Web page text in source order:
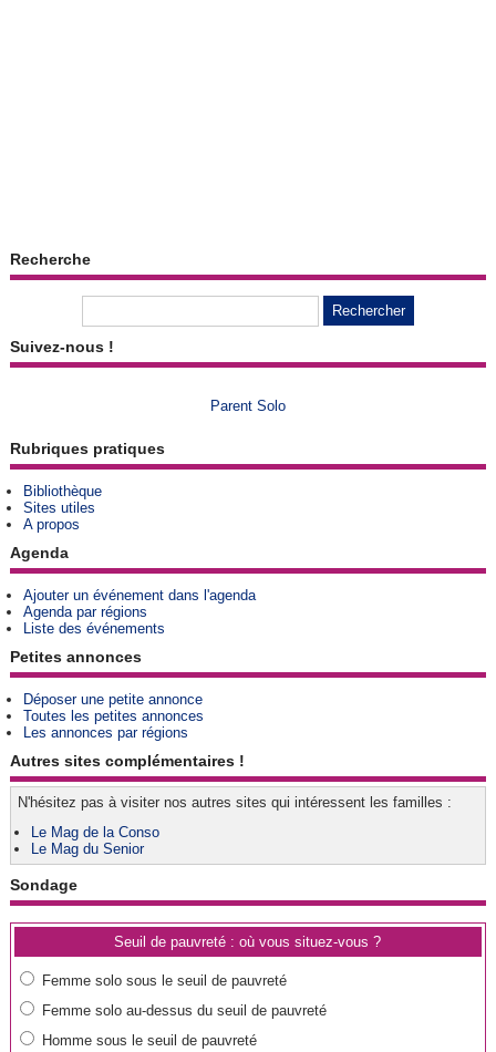
Recherche
Suivez-nous !
Parent Solo
Rubriques pratiques
Bibliothèque
Sites utiles
A propos
Agenda
Ajouter un événement dans l'agenda
Agenda par régions
Liste des événements
Petites annonces
Déposer une petite annonce
Toutes les petites annonces
Les annonces par régions
Autres sites complémentaires !
N'hésitez pas à visiter nos autres sites qui intéressent les familles :
Le Mag de la Conso
Le Mag du Senior
Sondage
Seuil de pauvreté : où vous situez-vous ?
Femme solo sous le seuil de pauvreté
Femme solo au-dessus du seuil de pauvreté
Homme sous le seuil de pauvreté